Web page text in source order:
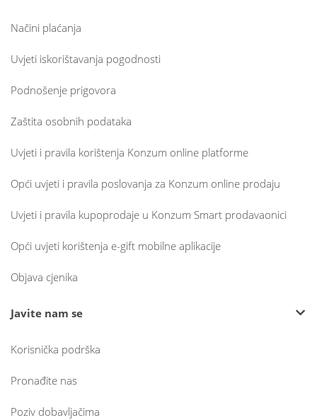
Načini plaćanja
Uvjeti iskorištavanja pogodnosti
Podnošenje prigovora
Zaštita osobnih podataka
Uvjeti i pravila korištenja Konzum online platforme
Opći uvjeti i pravila poslovanja za Konzum online prodaju
Uvjeti i pravila kupoprodaje u Konzum Smart prodavaonici
Opći uvjeti korištenja e-gift mobilne aplikacije
Objava cjenika
Javite nam se
Korisnička podrška
Pronađite nas
Poziv dobavljačima